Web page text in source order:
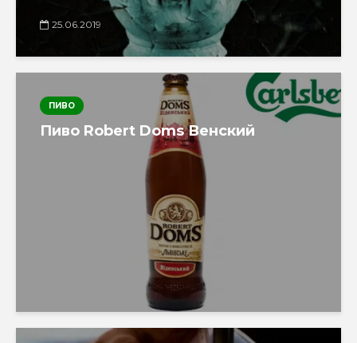
25.06.2019
ПИВО
Пиво Robert Doms Венский